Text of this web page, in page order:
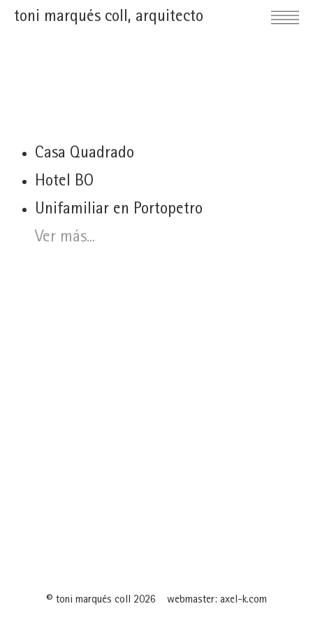
toni marqués coll, arquitecto
Casa Quadrado
Hotel BO
Unifamiliar en Portopetro
Ver más...
© toni marqués coll 2026 webmaster: axel-k.com